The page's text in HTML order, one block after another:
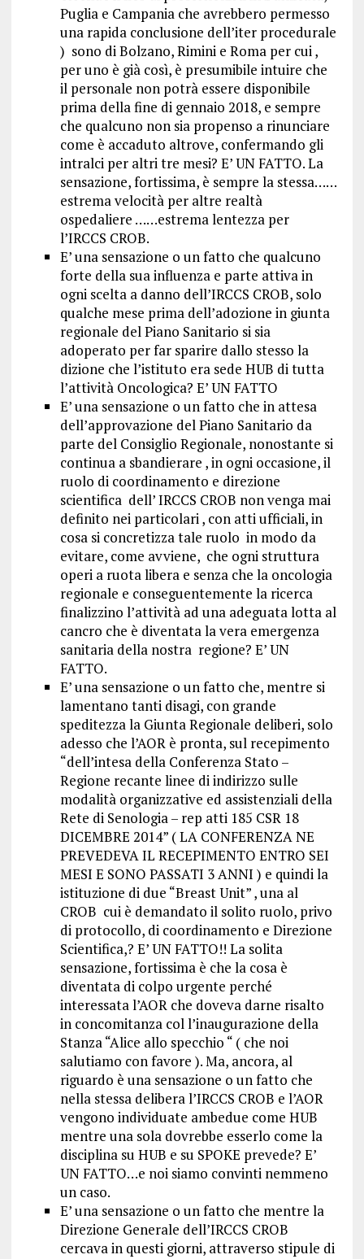
Puglia e Campania che avrebbero permesso
una rapida conclusione dell’iter procedurale
) sono di Bolzano, Rimini e Roma per cui ,
per uno è già così, è presumibile intuire che
il personale non potrà essere disponibile
prima della fine di gennaio 2018, e sempre
che qualcuno non sia propenso a rinunciare
come è accaduto altrove, confermando gli
intralci per altri tre mesi? E’ UN FATTO. La
sensazione, fortissima, è sempre la stessa……
estrema velocità per altre realtà
ospedaliere ……estrema lentezza per
l’IRCCS CROB.
E’ una sensazione o un fatto che qualcuno
forte della sua influenza e parte attiva in
ogni scelta a danno dell’IRCCS CROB, solo
qualche mese prima dell’adozione in giunta
regionale del Piano Sanitario si sia
adoperato per far sparire dallo stesso la
dizione che l’istituto era sede HUB di tutta
l’attività Oncologica? E’ UN FATTO
E’ una sensazione o un fatto che in attesa
dell’approvazione del Piano Sanitario da
parte del Consiglio Regionale, nonostante si
continua a sbandierare , in ogni occasione, il
ruolo di coordinamento e direzione
scientifica dell’ IRCCS CROB non venga mai
definito nei particolari , con atti ufficiali, in
cosa si concretizza tale ruolo in modo da
evitare, come avviene, che ogni struttura
operi a ruota libera e senza che la oncologia
regionale e conseguentemente la ricerca
finalizzino l’attività ad una adeguata lotta al
cancro che è diventata la vera emergenza
sanitaria della nostra regione? E’ UN
FATTO.
E’ una sensazione o un fatto che, mentre si
lamentano tanti disagi, con grande
speditezza la Giunta Regionale deliberi, solo
adesso che l’AOR è pronta, sul recepimento
“dell’intesa della Conferenza Stato –
Regione recante linee di indirizzo sulle
modalità organizzative ed assistenziali della
Rete di Senologia – rep atti 185 CSR 18
DICEMBRE 2014” ( LA CONFERENZA NE
PREVEDEVA IL RECEPIMENTO ENTRO SEI
MESI E SONO PASSATI 3 ANNI ) e quindi la
istituzione di due “Breast Unit” , una al
CROB cui è demandato il solito ruolo, privo
di protocollo, di coordinamento e Direzione
Scientifica,? E’ UN FATTO!! La solita
sensazione, fortissima è che la cosa è
diventata di colpo urgente perché
interessata l’AOR che doveva darne risalto
in concomitanza col l’inaugurazione della
Stanza “Alice allo specchio “ ( che noi
salutiamo con favore ). Ma, ancora, al
riguardo è una sensazione o un fatto che
nella stessa delibera l’IRCCS CROB e l’AOR
vengono individuate ambedue come HUB
mentre una sola dovrebbe esserlo come la
disciplina su HUB e su SPOKE prevede? E’
UN FATTO…e noi siamo convinti nemmeno
un caso.
E’ una sensazione o un fatto che mentre la
Direzione Generale dell’IRCCS CROB
cercava in questi giorni, attraverso stipule di